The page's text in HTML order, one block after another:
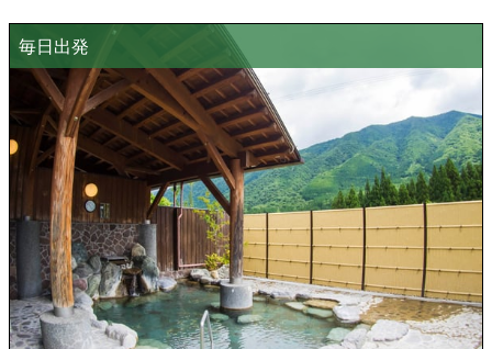
毎日出発